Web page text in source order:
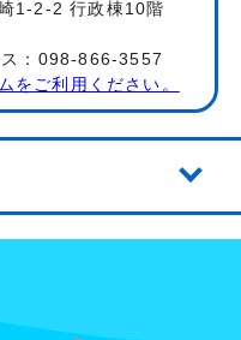
1-2-2 行政棟10階
：098-866-3557
をご利用ください。